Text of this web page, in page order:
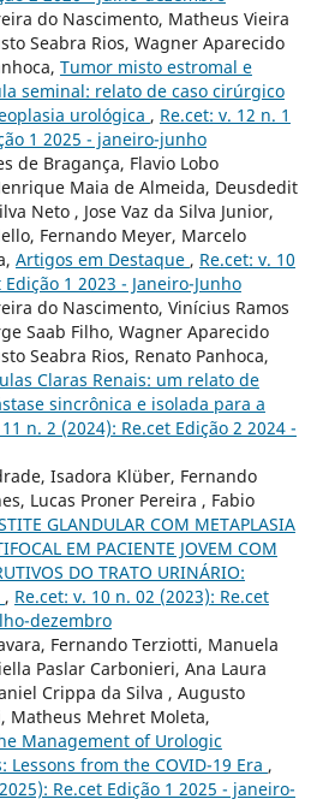
do Nascimento, Matheus Vieira
Seabra Rios, Wagner Aparecido
Tumor misto estromal e
seminal: relato de caso cirúrgico
urológica , Re.cet: v. 12 n. 1
1 2025 - janeiro-junho
de Bragança, Flavio Lobo
Maia de Almeida, Deusdedit
Neto , Jose Vaz da Silva Junior,
Fernando Meyer, Marcelo
Artigos em Destaque , Re.cet: v. 10
1 2023 - Janeiro-Junho
do Nascimento, Vinícius Ramos
Saab Filho, Wagner Aparecido
Seabra Rios, Renato Panhoca,
Claras Renais: um relato de
sincrônica e isolada para a
n. 2 (2024): Re.cet Edição 2 2024 -
Isadora Klüber, Fernando
Lucas Proner Pereira , Fabio
GLANDULAR COM METAPLASIA
EM PACIENTE JOVEM COM
DO TRATO URINÁRIO:
, Re.cet: v. 10 n. 02 (2023): Re.cet
dezembro
Fernando Terziotti, Manuela
Paslar Carbonieri, Ana Laura
Crippa da Silva , Augusto
Matheus Mehret Moleta,
Management of Urologic
Lessons from the COVID-19 Era ,
Re.cet Edição 1 2025 - janeiro-